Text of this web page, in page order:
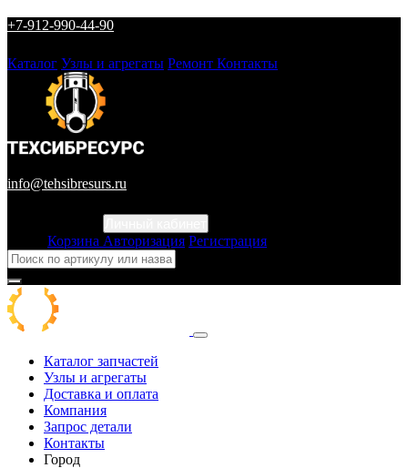
+7-912-990-44-90
Каталог Узлы и агрегаты Ремонт Контакты
info@tehsibresurs.ru
Корзина Авторизация Регистрация
Каталог запчастей
Узлы и агрегаты
Доставка и оплата
Компания
Запрос детали
Контакты
Город